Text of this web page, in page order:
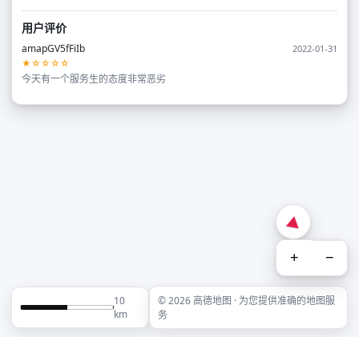
用户评价
amapGV5fFiIb
2022-01-31
★☆☆☆☆
今天有一个服务生的态度非常恶劣
+ −
10
km
© 2026 高德地图 · 为您提供准确的地图服
务